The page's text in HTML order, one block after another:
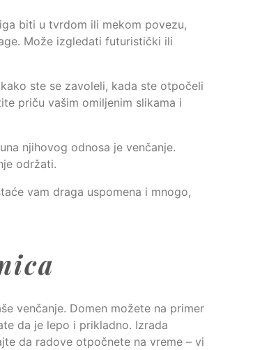
biti u tvrdom ili mekom povezu,
Može izgledati futuristički ili
ste se zavoleli, kada ste otpočeli
priču vašim omiljenim slikama i
njihovog odnosa je venčanje.
održati.
vam draga uspomena i mnogo,
venčanje. Domen možete na primer
da je lepo i prikladno. Izrada
da radove otpočnete na vreme – vi